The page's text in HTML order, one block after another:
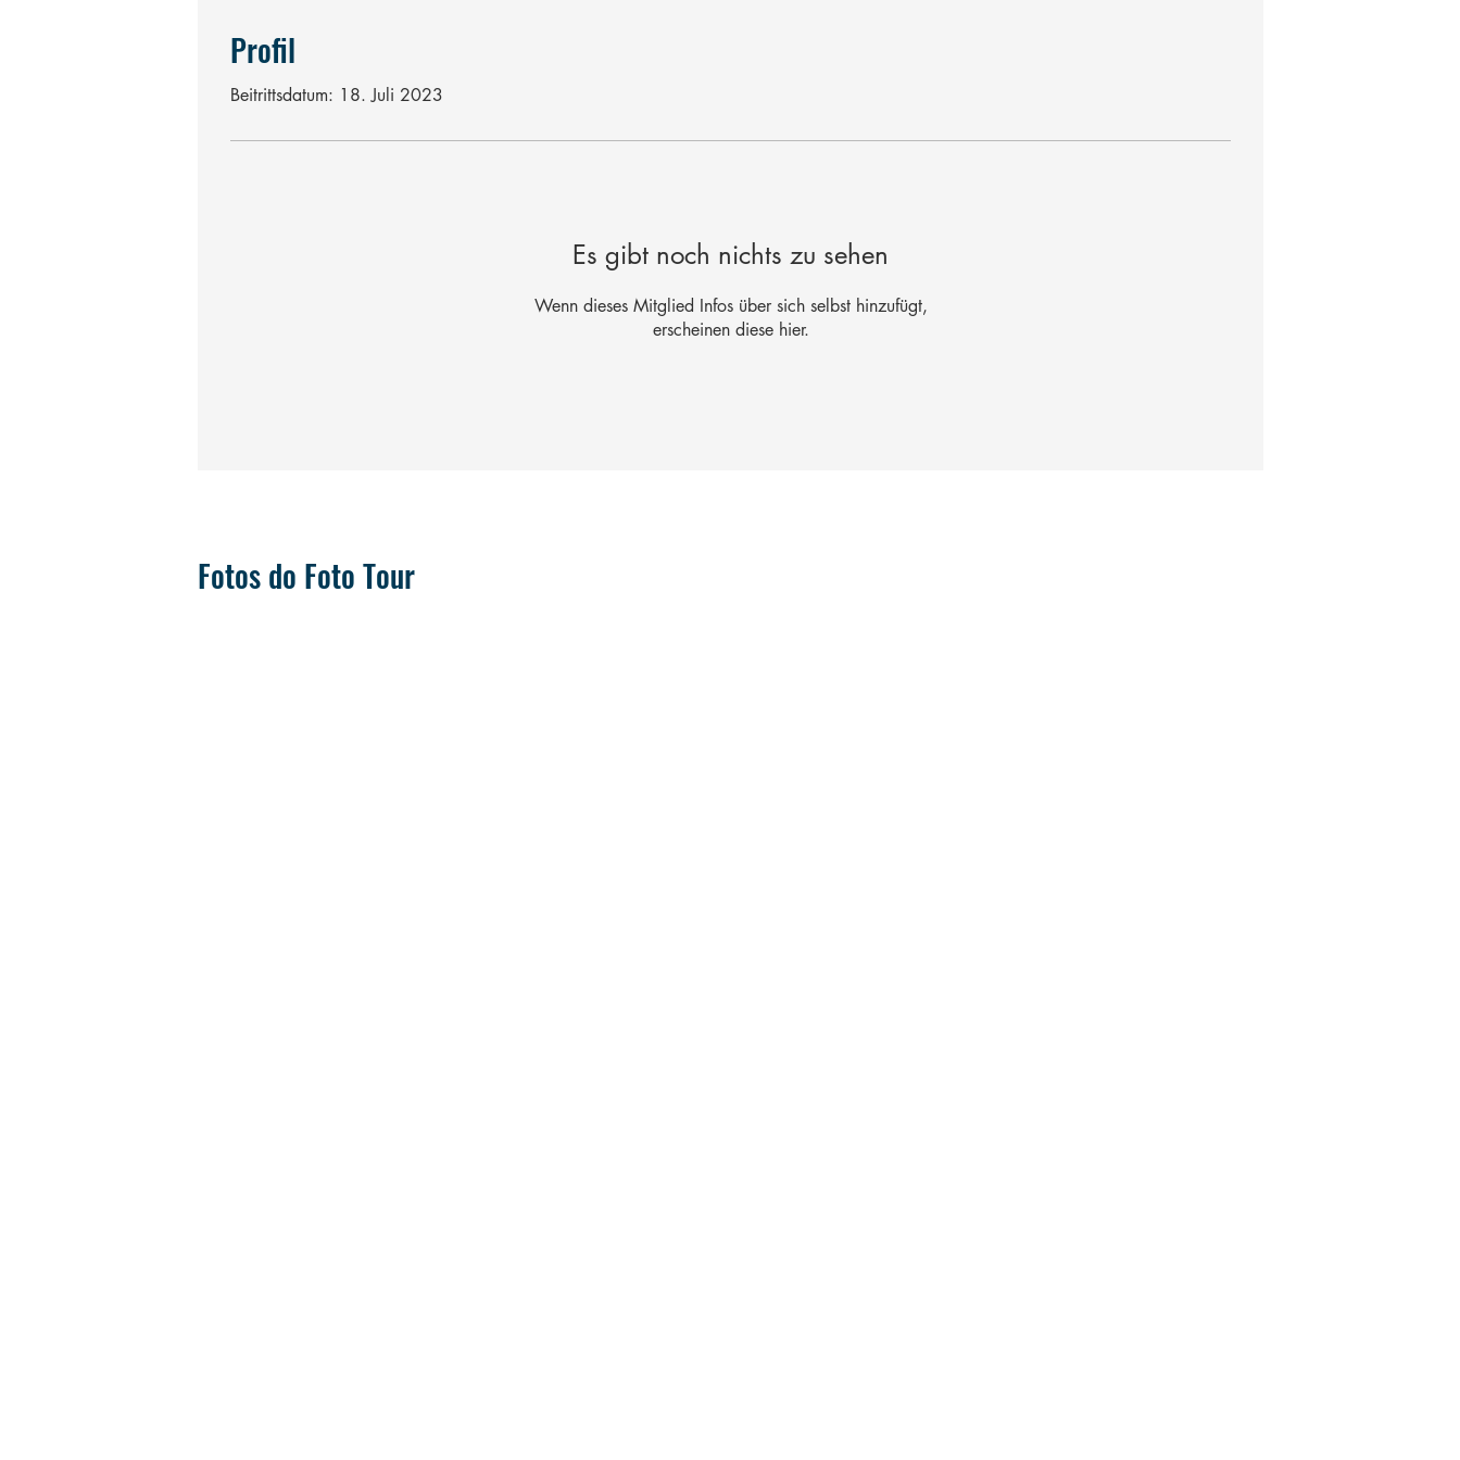
Profil
Beitrittsdatum: 18. Juli 2023
Es gibt noch nichts zu sehen
Wenn dieses Mitglied Infos über sich selbst hinzufügt,
erscheinen diese hier.
Fotos do Foto Tour